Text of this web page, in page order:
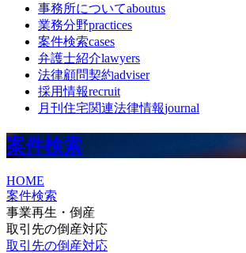
事務所についてaboutus
業務分野practices
案件検索cases
弁護士紹介lawyers
法律顧問契約adviser
採用情報recruit
月刊住宅関連法律情報journal
案件検索
HOME
案件検索
事業再生・倒産
取引先の倒産対応
取引先の倒産対応